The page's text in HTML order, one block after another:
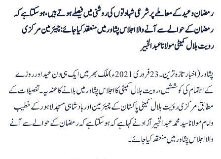
رمضان و عید کے معاملے پر شرعی شہادتوں کی روشنی میں فیصلے ہوتے ہیں، ہو سکتا ہے کہ
رمضان کے حوالے سے آنے والا اجلاس پشاور میں منعقد کیا جائے: چیئرمین مرکزی
رویت ہلال کمیٹی مولانا عبدالخبیر
پشاور ( اخبارتازہ ترین۔ 23 فروری2021ء) ملک بھر میں ایک ہی دن عید اور روزے
کے اہتمام کی کوششیں، رویت ہلال کمیٹی کا اجلاس پشاور میں بلانے کا عندیہ۔ تفصیلات کے
مطابق مرکزی رؤیت ہلال کمیٹی پاکستان کے چیئر مین اور بادشاہی مسجد لاہور کے خطیب
وامام مولانا سید محمد عبد الخبیر آزاد نے کہا ہے کہ ہو سکتا ہے کہ رمضان کے حوالے سے آنے
والا اجلاس پشاور میں منعقد کیا جائے۔